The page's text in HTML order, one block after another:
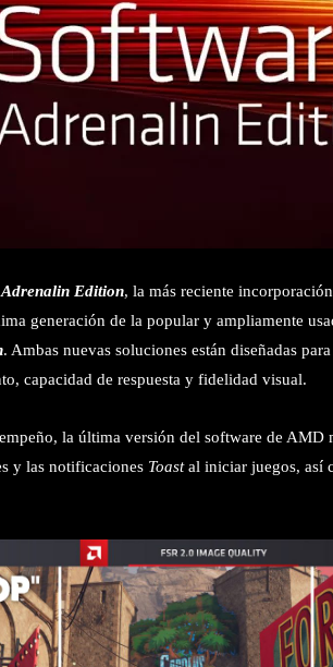
Adrenalin Edition, la más reciente
generación de la popular y ampliamente
. Ambas nuevas soluciones están diseñadas
capacidad de respuesta y fidelidad visual.
la última versión del software de AMD
y las notificaciones Toastal iniciar juegos, así